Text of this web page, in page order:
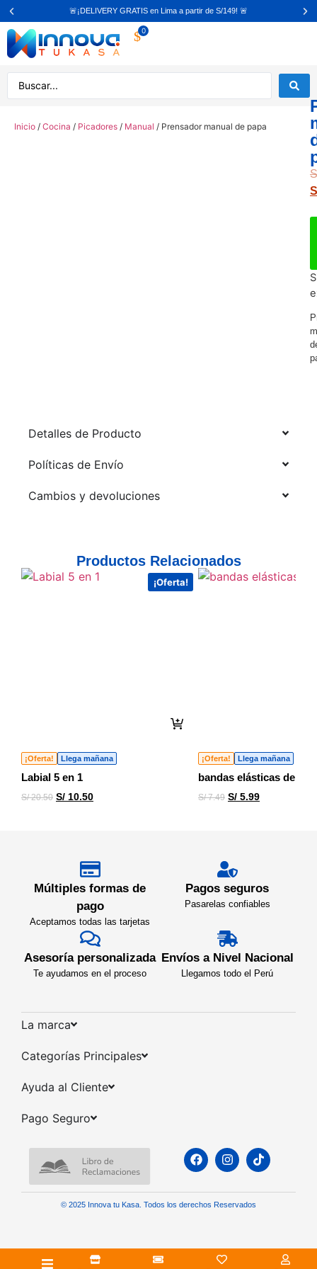
🚨¡DELIVERY GRATIS en Lima a partir de S/149! 🚨
0
Inicio / Cocina / Picadores / Manual / Prensador manual de papa
Detalles de Producto
Políticas de Envío
Cambios y devoluciones
Productos Relacionados
¡Oferta! Llega mañana
¡Oferta!
Labial 5 en 1
S/20.50 S/ 10.50
¡Oferta! Llega mañana
bandas elásticas de
S/7.49 S/ 5.99
Múltiples formas de
pago
Aceptamos todas las tarjetas
Pagos seguros
Pasarelas confiables
Asesoría personalizada
Te ayudamos en el proceso
Envíos a Nivel Nacional
Llegamos todo el Perú
La marca​
Categorías Principales​
Ayuda al Cliente​
Pago Seguro​
© 2025 Innova tu Kasa. Todos los derechos Reservados